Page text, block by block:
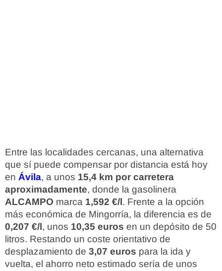
Entre las localidades cercanas, una alternativa
que sí puede compensar por distancia está hoy
en Ávila, a unos 15,4 km por carretera
aproximadamente, donde la gasolinera
ALCAMPO marca 1,592 €/l. Frente a la opción
más económica de Mingorría, la diferencia es de
0,207 €/l, unos 10,35 euros en un depósito de 50
litros. Restando un coste orientativo de
desplazamiento de 3,07 euros para la ida y
vuelta, el ahorro neto estimado sería de unos